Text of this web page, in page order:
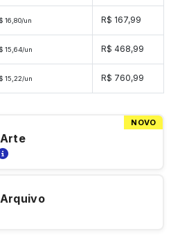
16,80/un R$ 167,99
15,64/un R$ 468,99
15,22/un R$ 760,99
NOVO